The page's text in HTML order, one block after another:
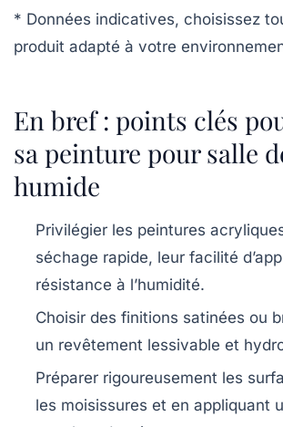
* Données indicatives, choisissez
produit adapté à votre
En bref : points clés
sa peinture pour salle
humide
Privilégier les peintures
séchage rapide, leur facilité
résistance à l’humidité.
Choisir des finitions satinées ou
un revêtement lessivable et
Préparer rigoureusement les
les moisissures et en appliquant